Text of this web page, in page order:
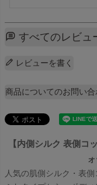
すべてのレビュ
レビューを書く
商品についてのお問い合
【内側シルク 表側コ
人気の肌側シルク・表